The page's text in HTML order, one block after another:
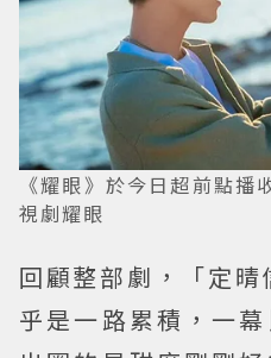
《耀眼》於今日超前點播
視劇耀眼
回顧整部劇，「定
乎是一路累積，一